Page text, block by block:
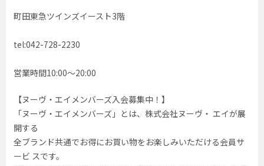
町田東急ツインズイースト3階
tel:042-728-2230
営業時間10:00〜20:00
【ヌーヴ・エイメンバーズ入会募集中！】
「ヌーヴ・エイメンバーズ」とは、株式会社ヌーヴ・ エイが展
開する
全ブランド共通でお得にお買い物をお楽しみいただける会員サ
ービ スです。